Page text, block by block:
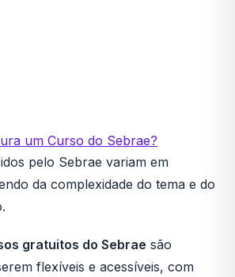
um Curso do Sebrae?
pelo Sebrae variam em
da complexidade do tema e do
gratuitos do Sebrae são
flexíveis e acessíveis, com